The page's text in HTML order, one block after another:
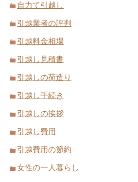
ことを比較する選び方
コチラ！
自力て引越し
引越業者の評判
引越料金相場
引越し見積書
引越しの荷造り
引越し手続き
引越しの挨拶
引越し費用
引越費用の節約
女性の一人暮らし